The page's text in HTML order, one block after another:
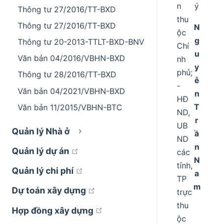
Thông tư 27/2016/TT-BXD
Thông tư 27/2016/TT-BXD
Thông tư 20-2013-TTLT-BXD-BNV
Văn bản 04/2016/VBHN-BXD
Thông tư 28/2016/TT-BXD
Văn bản 04/2021/VBHN-BXD
Văn bản 11/2015/VBHN-BTC
Quản lý Nhà ở
Quản lý dự án
Quản lý chi phí
Dự toán xây dựng
open in new window
Hợp đồng xây dựng
open in new window
n
thu
ộc
Chí
nh
phủ;
-
HĐ
ND,
UB
ND
các
tỉnh,
TP
trực
thu
ộc
ý
N
g
u
y
ễ
n
T
r
ầ
n
N
a
m